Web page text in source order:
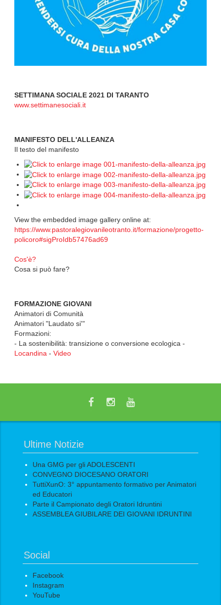
SETTIMANA SOCIALE 2021 DI TARANTO
www.settimanesociali.it
MANIFESTO DELL'ALLEANZA
Il testo del manifesto
View the embedded image gallery online at:
https://www.pastoralegiovanileotranto.it/formazione/progetto-
policoro#sigProIdb57476ad69
Cos'è?
Cosa si può fare?
FORMAZIONE GIOVANI
Animatori di Comunità
Animatori "Laudato si'"
Formazioni:
- La sostenibilità: transizione o conversione ecologica -
Locandina - Video
Ultime Notizie
Una GMG per gli ADOLESCENTI
CONVEGNO DIOCESANO ORATORI
TuttiXunO: 3° appuntamento formativo per Animatori
ed Educatori
Parte il Campionato degli Oratori Idruntini
ASSEMBLEA GIUBILARE DEI GIOVANI IDRUNTINI
Social
Facebook
Instagram
YouTube